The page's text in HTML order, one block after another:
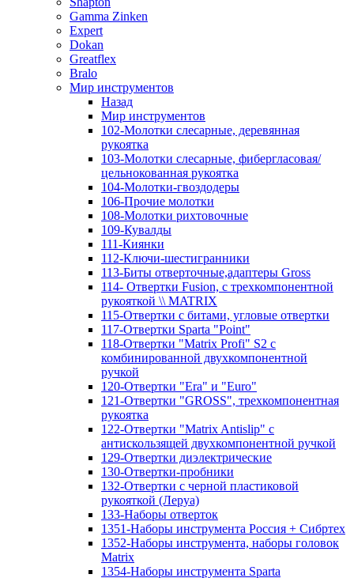
Gamma Zinken
Expert
Dokan
Greatflex
Bralo
Мир инструментов
Назад
Мир инструментов
102-Молотки слесарные, деревянная
рукоятка
103-Молотки слесарные, фибергласовая/
цельнокованная рукоятка
104-Молотки-гвоздодеры
106-Прочие молотки
108-Молотки рихтовочные
109-Кувалды
111-Киянки
112-Ключи-шестигранники
113-Биты отверточные,адаптеры Gross
114- Отвертки Fusion, c трехкомпонентной
рукояткой \\ MATRIX
115-Отвертки с битами, угловые отвертки
117-Отвертки Sparta "Point"
118-Отвертки "Matrix Profi" S2 с
комбинированной двухкомпонентной
ручкой
120-Отвертки "Era" и "Euro"
121-Отвертки "GROSS", трехкомпонентная
рукоятка
122-Отвертки "Matrix Antislip" с
антискользящей двухкомпонентной ручкой
129-Отвертки диэлектрические
130-Отвертки-пробники
132-Отвертки с черной пластиковой
рукояткой (Леруа)
133-Наборы отверток
1351-Наборы инструмента Россия + Сибртех
1352-Наборы инструмента, наборы головок
Matrix
1354-Наборы инструмента Sparta